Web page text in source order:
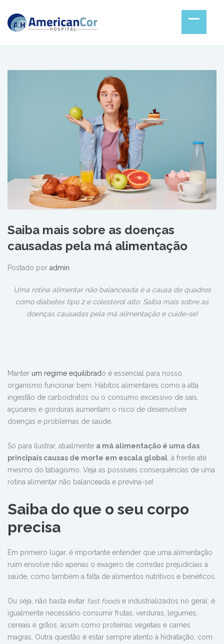
Saiba mais sobre as doenças
causadas pela má alimentação
Postado por admin
Uma rotina alimentar não balanceada é a causa de quadros
como diabetes tipo 2 e colesterol alto. Saiba mais sobre as
doenças causadas pela má alimentação e cuide-se!
Manter um regime equilibrado é essencial para nosso
organismo funcionar bem. Hábitos alimentares como a alta
ingestão de carboidratos ou o consumo excessivo de sais,
açúcares e gorduras aumentam o risco de desenvolver
doenças e problemas de saúde.
Só para ilustrar, atualmente a má alimentação é uma das
principais causas de morte em escala global , à frente até
mesmo do tabagismo. Veja as possíveis consequências de uma
rotina alimentar não balanceada e previna-se!
Saiba do que o seu corpo
precisa
Em primeiro lugar, é importante entender que uma alimentação
ruim envolve não apenas o exagero de comidas prejudiciais à
saúde, como também a falta de alimentos nutritivos e benéficos.
Ou seja, não basta evitar fast foodse industrializados no geral: é
igualmente necessário consumir frutas, verduras, legumes,
cereais e grãos, assim como proteínas vegetais e carnes
magras. Outra questão é estar sempre atento à hidratação, com